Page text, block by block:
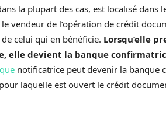
la plupart des cas, est localisé dans
vendeur de l’opération de crédit
celui qui en bénéficie. Lorsqu’elle
elle devient la banque
notificatrice peut devenir la banque
laquelle est ouvert le crédit